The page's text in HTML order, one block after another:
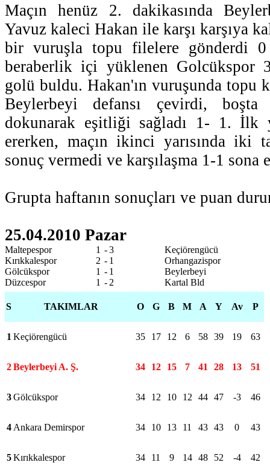
Maçın henüz 2. dakikasında
Yavuz kaleci Hakan ile karşı karşıya
bir vuruşla topu filelere gönderdi
beraberlik içi yüklenen Golcükspor
golü buldu. Hakan'ın vuruşunda topu
Beylerbeyi defansı çevirdi,
dokunarak eşitliği sağladı 1- 1. İlk
ererken, maçın ikinci yarısında iki
sonuç vermedi ve karşılaşma 1-1 sona
Grupta haftanın sonuçları ve puan
25.04.2010 Pazar
Maltepespor 1 -3
Keçiörengücü
Kırıkkalespor
2 - 1
Orhangazispor
Gölcükspor
1 - 1
Beylerbeyi
Düzcespor
1 - 2 Kartal Bld
S TAKIMLAR O G B M A Y Av P
1 Keçiörengücü 35 17 12 6 58 39 19 63
2Beylerbeyi A. Ş. 34 12 15 7 41 28 13 51
3Gölcükspor 34 12 10 12 44 47 -3 46
4 Ankara Demirspor 34 10 13 11 43 43 0 43
5Kırıkkalespor 34 11 9 14 48 52 -4 42